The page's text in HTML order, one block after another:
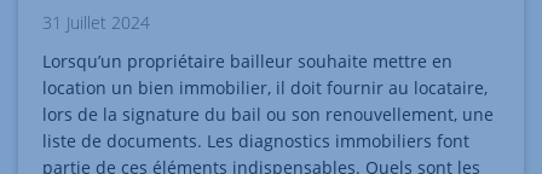
31 Juillet 2024
Lorsqu’un propriétaire bailleur souhaite mettre en
location un bien immobilier, il doit fournir au locataire,
lors de la signature du bail ou son renouvellement, une
liste de documents. Les diagnostics immobiliers font
partie de ces éléments indispensables. Quels sont les